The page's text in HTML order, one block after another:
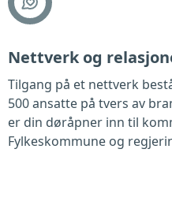
Nettverk og
Tilgang på et nettverk
500 ansatte på tvers av
er din døråpner inn til
Fylkeskommune og